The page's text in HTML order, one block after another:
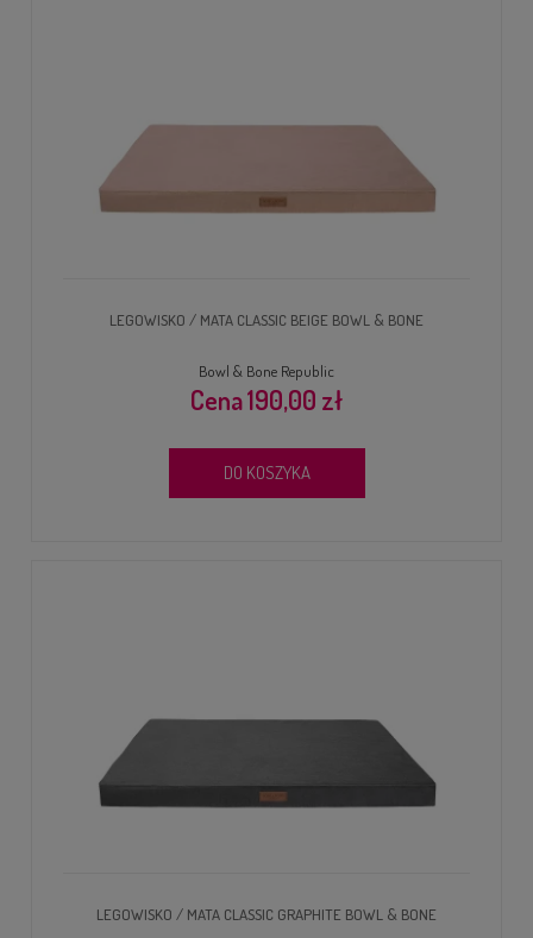
LEGOWISKO / MATA CLASSIC BEIGE BOWL & BONE
Bowl & Bone Republic
190,00 zł
DO KOSZYKA
LEGOWISKO / MATA CLASSIC GRAPHITE BOWL & BONE